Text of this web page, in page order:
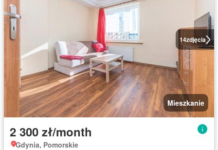
14zdjęcia
Mieszkanie
2 300 zł/month
Gdynia, Pomorskie